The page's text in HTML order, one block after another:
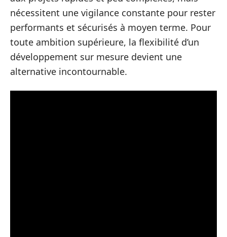
nécessitent une vigilance constante pour rester
performants et sécurisés à moyen terme. Pour
toute ambition supérieure, la flexibilité d’un
développement sur mesure devient une
alternative incontournable.